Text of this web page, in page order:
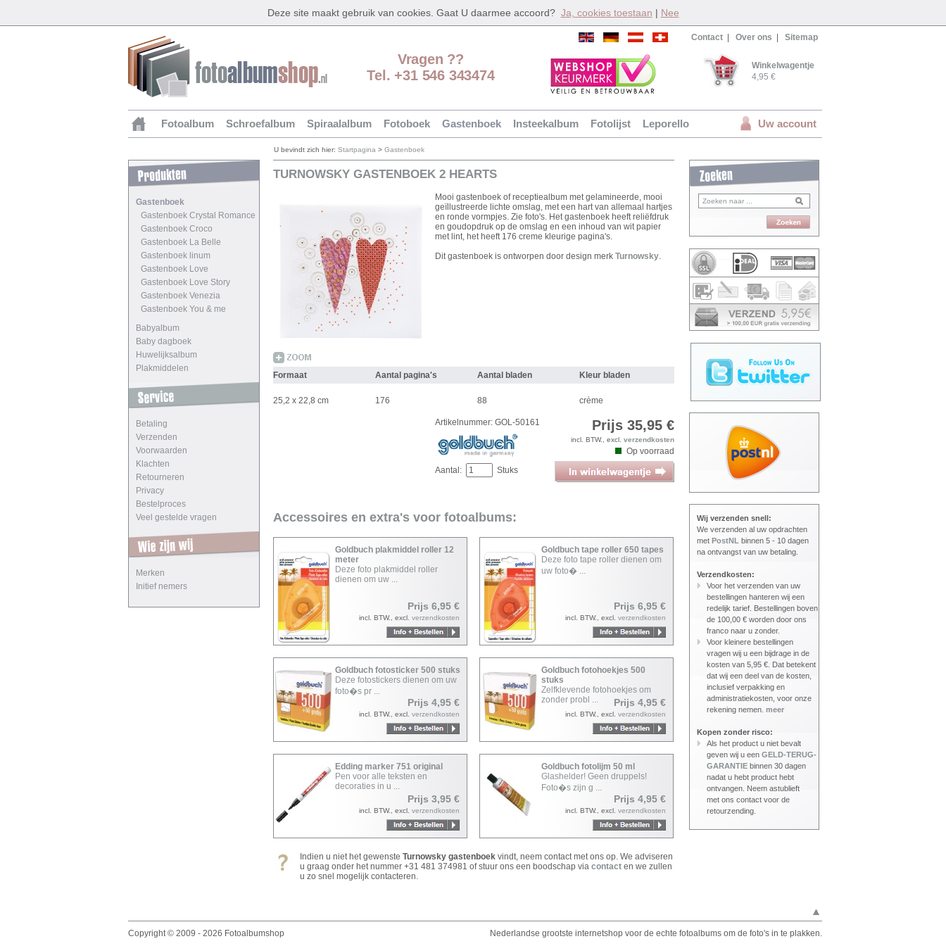
Deze site maakt gebruik van cookies. Gaat U daarmee accoord? Ja, cookies toestaan | Nee
Vragen ??
Tel. +31 546 343474
Contact Over ons Sitemap
Winkelwagentje
4,95 €
Fotoalbum Schroefalbum Spiraalalbum Fotoboek Gastenboek Insteekalbum Fotolijst Leporello Uw account
Gastenboek
Gastenboek Crystal Romance
Gastenboek Croco
Gastenboek La Belle
Gastenboek linum
Gastenboek Love
Gastenboek Love Story
Gastenboek Venezia
Gastenboek You & me
Babyalbum
Baby dagboek
Huwelijksalbum
Plakmiddelen
Betaling
Verzenden
Voorwaarden
Klachten
Retourneren
Privacy
Bestelproces
Veel gestelde vragen
Merken
Initief nemers
Wij verzenden snell:
We verzenden al uw opdrachten
met PostNL binnen 5 - 10 dagen
na ontvangst van uw betaling.
Verzendkosten:
Voor het verzenden van uw
bestellingen hanteren wij een
redelijk tarief. Bestellingen boven
de 100,00 € worden door ons
franco naar u zonder.
Voor kleinere bestellingen
vragen wij u een bijdrage in de
kosten van 5,95 €. Dat betekent
dat wij een deel van de kosten,
inclusief verpakking en
administratiekosten, voor onze
rekening nemen. meer
Kopen zonder risco:
Als het product u niet bevalt
geven wij u een GELD-TERUG-
GARANTIE binnen 30 dagen
nadat u hebt product hebt
ontvangen. Neem astublieft
met ons contact voor de
retourzending.
U bevindt zich hier: Startpagina > Gastenboek
TURNOWSKY GASTENBOEK 2 HEARTS
Mooi gastenboek of receptiealbum met gelamineerde, mooi
geïllustreerde lichte omslag, met een hart van allemaal hartjes
en ronde vormpjes. Zie foto's. Het gastenboek heeft reliëfdruk
en goudopdruk op de omslag en een inhoud van wit papier
met lint, het heeft 176 creme kleurige pagina's.
Dit gastenboek is ontworpen door design merk Turnowsky.
Formaat Aantal pagina's Aantal bladen Kleur bladen
25,2 x 22,8 cm 176 88 crème
Artikelnummer: GOL-50161 Prijs 35,95 €
incl. BTW., excl. verzendkosten
Op voorraad
Aantal:
Stuks
Accessoires en extra's voor fotoalbums:
Goldbuch plakmiddel roller 12
meter
Deze foto plakmiddel roller
dienen om uw ...
Prijs 6,95 €
incl. BTW., excl. verzendkosten
Goldbuch tape roller 650 tapes
Deze foto tape roller dienen om
uw foto� ...
Prijs 6,95 €
incl. BTW., excl. verzendkosten
Goldbuch fotosticker 500 stuks
Deze fotostickers dienen om uw
foto�s pr ...
Prijs 4,95 €
incl. BTW., excl. verzendkosten
Goldbuch fotohoekjes 500
stuks
Zelfklevende fotohoekjes om
zonder probl ...
Prijs 4,95 €
incl. BTW., excl. verzendkosten
Edding marker 751 original
Pen voor alle teksten en
decoraties in u ...
Prijs 3,95 €
incl. BTW., excl. verzendkosten
Goldbuch fotolijm 50 ml
Glashelder! Geen druppels!
Foto�s zijn g ...
Prijs 4,95 €
incl. BTW., excl. verzendkosten
Indien u niet het gewenste Turnowsky gastenboek vindt, neem contact met ons op. We adviseren
u graag onder het nummer +31 481 374981 of stuur ons een boodschap via contact en we zullen
u zo snel mogelijk contacteren.
Copyright © 2009 - 2026 Fotoalbumshop Nederlandse grootste internetshop voor de echte fotoalbums om de foto's in te plakken.